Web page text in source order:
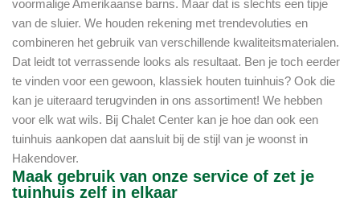
voormalige Amerikaanse barns. Maar dat is slechts een tipje
van de sluier. We houden rekening met trendevoluties en
combineren het gebruik van verschillende kwaliteitsmaterialen.
Dat leidt tot verrassende looks als resultaat. Ben je toch eerder
te vinden voor een gewoon, klassiek houten tuinhuis? Ook die
kan je uiteraard terugvinden in ons assortiment! We hebben
voor elk wat wils. Bij Chalet Center kan je hoe dan ook een
tuinhuis aankopen dat aansluit bij de stijl van je woonst in
Hakendover.
Maak gebruik van onze service of zet je
tuinhuis zelf in elkaar